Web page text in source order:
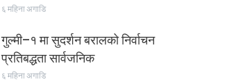
६ महिना अगाडि
गुल्मी–१ मा सुदर्शन बरालको निर्वाचन
प्रतिबद्धता सार्वजनिक
६ महिना अगाडि